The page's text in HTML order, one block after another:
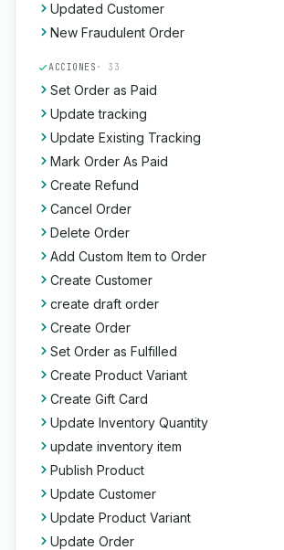
Updated Customer
New Fraudulent Order
ACCIONES · 33
Set Order as Paid
Update tracking
Update Existing Tracking
Mark Order As Paid
Create Refund
Cancel Order
Delete Order
Add Custom Item to Order
Create Customer
create draft order
Create Order
Set Order as Fulfilled
Create Product Variant
Create Gift Card
Update Inventory Quantity
update inventory item
Publish Product
Update Customer
Update Product Variant
Update Order